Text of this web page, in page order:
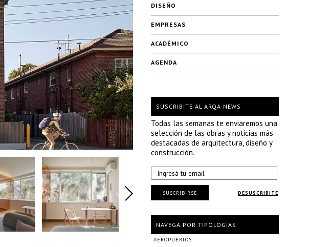
DISEÑO
EMPRESAS
ACADÉMICO
AGENDA
SUSCRIBITE AL ARQA NEWS
Todas las semanas te enviaremos una
selección de las obras y noticias más
destacadas de arquitectura, diseño y
construcción.
DESUSCRIBITE
SUSCRIBIRSE
NAVEGÁ POR TIPOLOGÍAS
AEROPUERTOS